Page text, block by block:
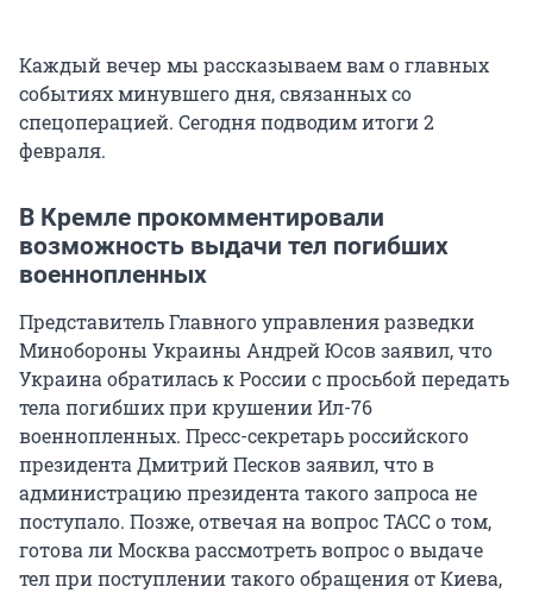
Каждый вечер мы рассказываем вам о главных
событиях минувшего дня, связанных со
спецоперацией. Сегодня подводим итоги 2
февраля.
В Кремле прокомментировали
возможность выдачи тел погибших
военнопленных
Представитель Главного управления разведки
Минобороны Украины Андрей Юсов заявил, что
Украина обратилась к России с просьбой передать
тела погибших при крушении Ил-76
военнопленных. Пресс-секретарь российского
президента Дмитрий Песков заявил, что в
администрацию президента такого запроса не
поступало. Позже, отвечая на вопрос ТАСС о том,
готова ли Москва рассмотреть вопрос о выдаче
тел при поступлении такого обращения от Киева,